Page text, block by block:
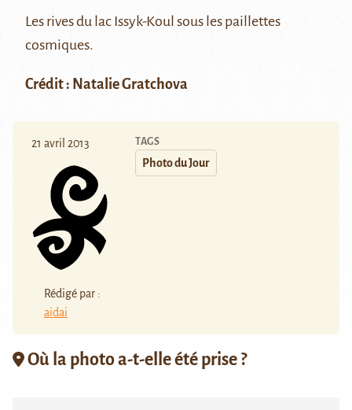
Les rives du lac Issyk-Koul sous les paillettes
cosmiques.
Crédit : Natalie Gratchova
21 avril 2013
Rédigé par :
aidai
TAGS
Photo du Jour
Où la photo a-t-elle été prise ?